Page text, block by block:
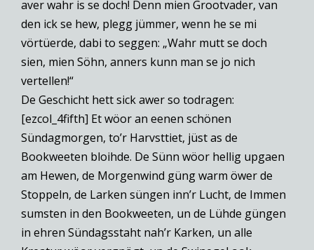
aver wahr is se doch! Denn mien Grootvader, van
den ick se hew, plegg jümmer, wenn he se mi
vörtüerde, dabi to seggen: „Wahr mutt se doch
sien, mien Söhn, anners kunn man se jo nich
vertellen!“
De Geschicht hett sick awer so todragen:
[ezcol_4fifth] Et wöor an eenen schönen
Sündagmorgen, to’r Harvsttiet, jüst as de
Bookweeten bloihde. De Sünn wöor hellig upgaen
am Hewen, de Morgenwind güng warm öwer de
Stoppeln, de Larken süngen inn’r Lucht, de Immen
sumsten in den Bookweeten, un de Lühde güngen
in ehren Sündagsstaht nah’r Karken, un alle